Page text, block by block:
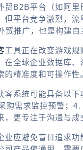
贸B2B平台 （如阿
但平台竞争激烈，
贸推广 ，也是构建自
工具正在改变游戏规
在全球企业数据库
精准度和可操作性
客系统可能具备以
购需求监控预警；
更专注于沟通与成
业应避免盲目追求